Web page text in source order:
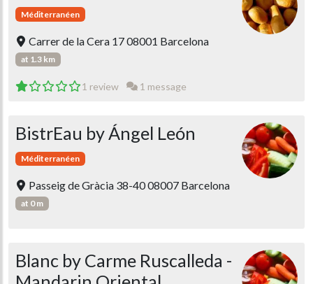
Méditerranéen
Carrer de la Cera 17 08001 Barcelona
at 1.3 km
1 review 1 message
BistrEau by Ángel León
Méditerranéen
Passeig de Gràcia 38-40 08007 Barcelona
at 0 m
Blanc by Carme Ruscalleda -